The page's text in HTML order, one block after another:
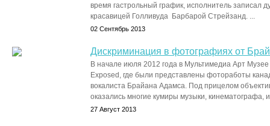
время гастрольный график, исполнитель записал
красавицей Голливуда Барбарой Стрейзанд. ...
02 Сентябрь 2013
Дискриминация в фотографиях от
В начале июля 2012 года в Мультимедиа Арт Музее
Exposed, где были представлены фотоработы
вокалиста Брайана Адамса. Под прицелом
оказались многие кумиры музыки, кинематографа,
27 Август 2013